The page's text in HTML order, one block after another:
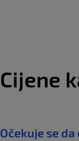
Cijene
Očekuje se da